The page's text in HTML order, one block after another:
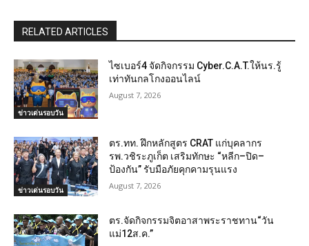
RELATED ARTICLES
ข่าวเด่นรอบวัน
ไซเบอร์4 จัดกิจกรรม Cyber.C.A.T.ให้นร.รู้
เท่าทันกลโกงออนไลน์
August 7, 2026
ข่าวเด่นรอบวัน
ตร.ทท. ฝึกหลักสูตร CRAT แก่บุคลากร
รพ.วชิระภูเก็ต เสริมทักษะ “หลีก–ปิด–
ป้องกัน” รับมือภัยคุกคามรุนแรง
August 7, 2026
ตร.จัดกิจกรรมจิตอาสาพระราชทาน“วัน
แม่12ส.ค.”